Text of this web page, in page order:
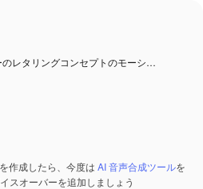
のレタリングコンセプトのモーシ…
作成したら、今度は AI 音声合成ツールを
スオーバーを追加しましょう